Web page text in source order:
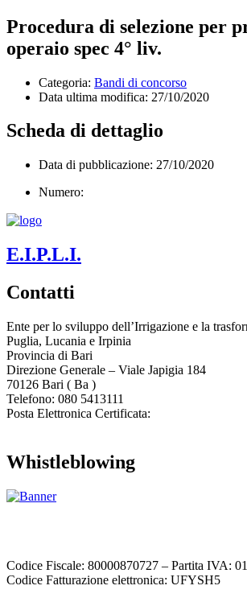
Procedura di selezione per
operaio spec 4° liv.
Categoria: Bandi di concorso
Data ultima modifica: 27/10/2020
Scheda di dettaglio
Data di pubblicazione: 27/10/2020
Numero:
E.I.P.L.I.
Contatti
Ente per lo sviluppo dell’Irrigazione e la
Puglia, Lucania e Irpinia
Provincia di Bari
Direzione Generale – Viale Japigia 184
70126 Bari ( Ba )
Telefono: 080 5413111
Posta Elettronica Certificata:
Whistleblowing
Codice Fiscale: 80000870727 – Partita IVA:
Codice Fatturazione elettronica: UFYSH5